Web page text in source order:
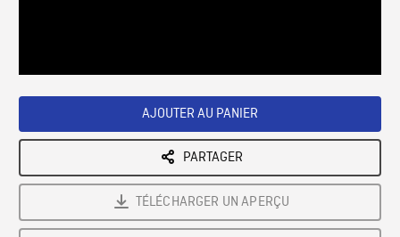
AJOUTER AU PANIER
PARTAGER
TÉLÉCHARGER UN APERÇU